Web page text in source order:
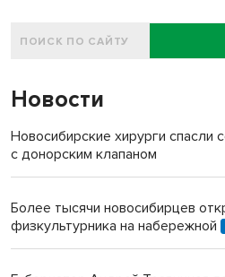
Новости
Новосибирские хирурги спасли
с донорским клапаном
Более тысячи новосибирцев
физкультурника на набережной